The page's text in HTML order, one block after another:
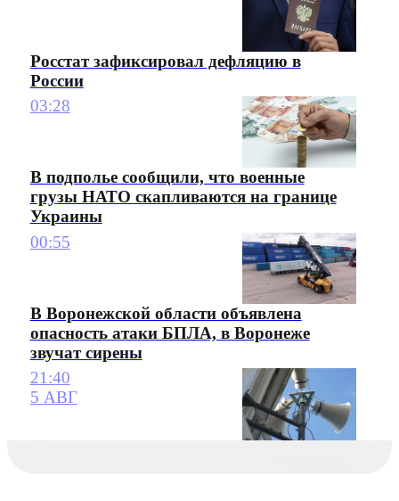
Росстат зафиксировал дефляцию в
России
03:28
В подполье сообщили, что военные
грузы НАТО скапливаются на границе
Украины
00:55
В Воронежской области объявлена
опасность атаки БПЛА, в Воронеже
звучат сирены
21:40
5 АВГ